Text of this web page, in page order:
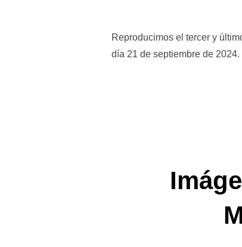
Reproducimos el tercer y
día 21 de septiembre de 2024.